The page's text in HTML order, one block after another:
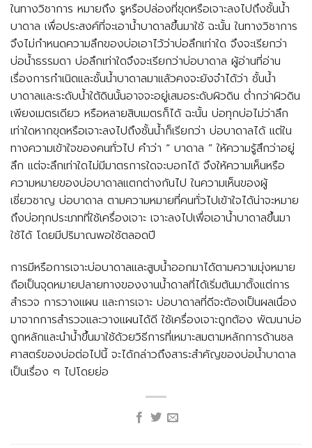
ในทางวิชาการ หมายถึง รูหรือปล่องที่ขุดหรือเจาะลงไปถึงชั้นน้ำ
บาดาล เพื่อประสงค์ที่จะเอาน้ำบาดาลขึ้นมาใช้ ฉะนั้น ในทางวิชาการ
จึงไม่กำหนดความลึกของบ่อเอาไว้ว่าบ่อลึกเท่าใด จึงจะเรียกว่า
บ่อน้ำธรรมดา บ่อลึกเท่าใดจึงจะเรียกว่าบ่อบาดาล ผู้อ่านที่อ่าน
เรื่องการกำเนิดและชั้นน้ำบาดาลมาแล้วคงจะยังจำได้ว่า ชั้นน้ำ
บาดาลและระดับน้ำใต้ดินนั้นอาจจะอยู่เสมอระดับผิวดิน ต่ำกว่าผิวดิน
เพียงเมตรเดียว หรือหลายสิบเมตรก็ได้ ฉะนั้น บ่อทุกบ่อไม่ว่าลึก
เท่าใดหากขุดหรือเจาะลงไปถึงชั้นน้ำก็เรียกว่า บ่อบาดาลได้ แต่ใน
ทางความเข้าใจของคนทั่วไป คำว่า “ บาดาล ” ให้ความรู้สึกว่าอยู่
ลึก แต่จะลึกเท่าใดไม่มีมาตรการใดจะบอกได้ จึงให้ความเห็นหรือ
ความหมายของบ่อบาดาลแตกต่างกันไป ในความเห็นของผู้
เชี่ยวชาญ บ่อบาดาล ตามความหมายที่คนทั่วไปเข้าใจได้น่าจะหมาย
ถึงบ่อทุกประเภทที่ใช้เครื่องเจาะ เจาะลงไปเพื่อเอาน้ำบาดาลขึ้นมา
ใช้ได้ โดยมีปริมาณพอใช้ตลอดปี
การมีหรือการเจาะบ่อบาดาลและสูบน้ำออกมาได้ตามความมุ่งหมาย
ถือเป็นจุดหมายปลายทางของงานน้ำดาลที่ได้เริ่มต้นมาตั้งแต่การ
สำรวจ การวางแผน และการเจาะ บ่อบาดาลที่ดีจะต้องเป็นผลเนื่อง
มาจากการสำรวจและวางแผนได้ดี ใช้เครื่องเจาะถูกต้อง พัฒนาบ่อ
ถูกหลักและนำน้ำขึ้นมาใช้ด้วยวิธีการที่เหมาะสมตามหลักการด้านชล
ศาสตร์ของบ่อต่อไปนี้ จะได้กล่าวถึงสาระสำคัญของบ่อน้ำบาดาล
เป็นเรื่อง ๆ ไปโดยย่อ